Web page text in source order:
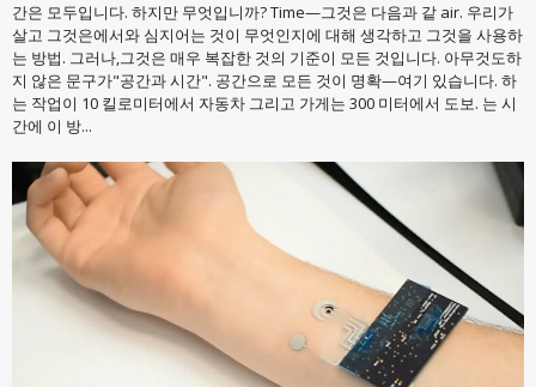
간은 모두입니다. 하지만 무엇입니까? Time—그것은 다음과 같 air. 우리가
살고 그것은에서와 심지어는 것이 무엇인지에 대해 생각하고 그것을 사용하
는 방법. 그러나,그것은 매우 복잡한 것의 기준이 모든 것입니다. 아무것도하
지 않은 문구가"공간과 시간". 공간으로 모든 것이 명확—여기 있습니다. 하
는 작업이 10 킬로미터에서 자동차 그리고 가게는 300 미터에서 도보. 는 시
간에 이 방...